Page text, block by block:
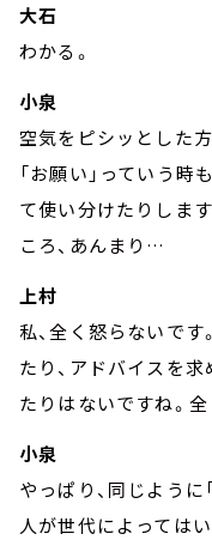
大石
わかる。
小泉
空気をピシッとした方
「お願い」っていう
て使い分けたりしま
ころ、あんまり…
上村
私、全く怒らないで
たり、アドバイスを
たりはないですね。全
小泉
やっぱり、同じように
人が世代によっては